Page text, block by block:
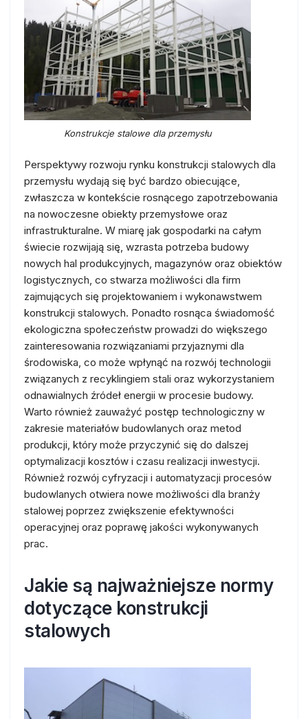
Konstrukcje stalowe dla przemysłu
Perspektywy rozwoju rynku konstrukcji stalowych dla
przemysłu wydają się być bardzo obiecujące,
zwłaszcza w kontekście rosnącego zapotrzebowania
na nowoczesne obiekty przemysłowe oraz
infrastrukturalne. W miarę jak gospodarki na całym
świecie rozwijają się, wzrasta potrzeba budowy
nowych hal produkcyjnych, magazynów oraz obiektów
logistycznych, co stwarza możliwości dla firm
zajmujących się projektowaniem i wykonawstwem
konstrukcji stalowych. Ponadto rosnąca świadomość
ekologiczna społeczeństw prowadzi do większego
zainteresowania rozwiązaniami przyjaznymi dla
środowiska, co może wpłynąć na rozwój technologii
związanych z recyklingiem stali oraz wykorzystaniem
odnawialnych źródeł energii w procesie budowy.
Warto również zauważyć postęp technologiczny w
zakresie materiałów budowlanych oraz metod
produkcji, który może przyczynić się do dalszej
optymalizacji kosztów i czasu realizacji inwestycji.
Również rozwój cyfryzacji i automatyzacji procesów
budowlanych otwiera nowe możliwości dla branży
stalowej poprzez zwiększenie efektywności
operacyjnej oraz poprawę jakości wykonywanych
prac.
Jakie są najważniejsze normy
dotyczące konstrukcji
stalowych